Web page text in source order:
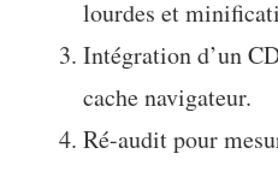
lourdes et
Intégration d’un
cache navigateur.
Ré-audit pour